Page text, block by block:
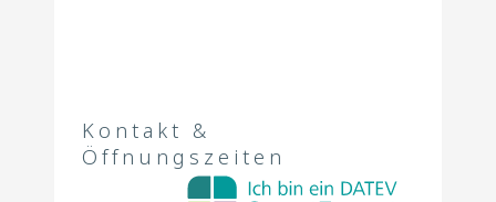
Kontakt &
Öffnungszeiten